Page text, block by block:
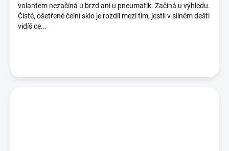
volantem nezačíná u brzd ani u pneumatik. Začíná u výhledu.
Čisté, ošetřené čelní sklo je rozdíl mezi tím, jestli v silném dešti
vidíš ce...